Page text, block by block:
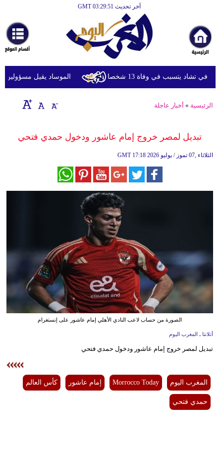
آخر تحديث GMT 03:29:51
أخبارعاجلة
رياضة
ثقافة
إقتصاد
وموسيقى
وتغذية
ديكور
أخبار
البرلمان
المغربي
الموساد يقيل مسؤولين تشاد يتسبب في وفاة 13 شخصا
الرئيسية » أخبار عاجلة
تبديل لمصر خروج إمام عاشور ودخول حمدي فتحي
GMT 17:18 2026 الثلاثاء ,07 تموز / يوليو
الصورة من حساب لاعب النادي الأهلي إمام عاشور على إنستغرام
أتلانتا ـ المغرب اليوم
تبديل لمصر خروج إمام عاشور ودخول حمدي فتحي
المغرب اليوم Morrocco Today إمام عاشور كأس العالم
حمدي فتحي